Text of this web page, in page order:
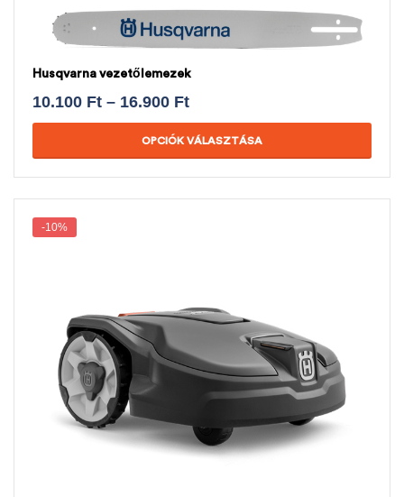
Husqvarna vezetőlemezek
10.100 Ft – 16.900 Ft
OPCIÓK VÁLASZTÁSA
-10%